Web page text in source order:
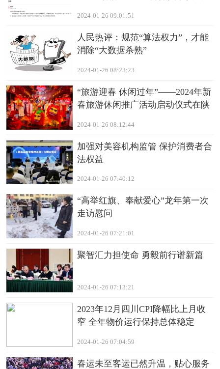
2024-01-26 09:01:51
人民热评：规范“算法权力”，才能
消除“大数据杀熟”
2024-01-26 08:23:23
“旅游迎春 休闲过年”——2024年新
春旅游休闲推广活动启动仪式在陕
2024-01-26 08:12:44
加强对美容机构监管 保护消费者合
法权益
2024-01-26 07:40:12
“高举红旗、奉献爱心”龙年第一次
走访慰问
2024-01-26 07:21:01
聚智汇力担使命 勇毅前行谱新篇
2024-01-26 07:13:21
2023年12月四川CPI降幅比上月收
窄 全年物价运行保持总体稳定
2024-01-26 07:04:59
春运未至客运已然升温，贴心服务